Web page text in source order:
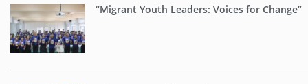
“Migrant Youth Leaders: Voices for Change”